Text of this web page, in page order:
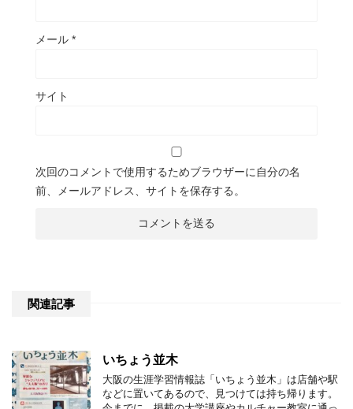
メール *
サイト
次回のコメントで使用するためブラウザーに自分の名
前、メールアドレス、サイトを保存する。
関連記事
いちょう並木
大阪の生涯学習情報誌「いちょう並木」は店舗や駅
などに置いてあるので、見つけては持ち帰ります。